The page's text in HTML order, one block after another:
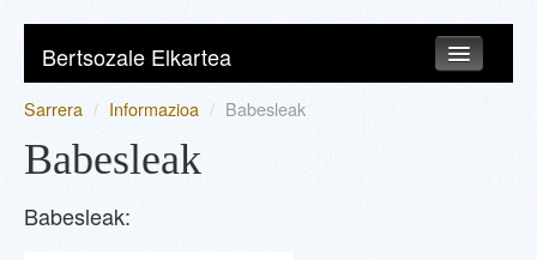
Bertsozale Elkartea
PARTE-HARTZAILEAK
Sarrera / Informazioa / Babesleak
Babesleak
Babesleak: